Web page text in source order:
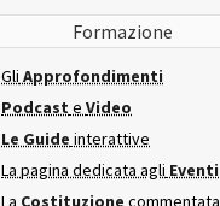
Formazione
Gli Approfondimenti
Podcast e Video
Le Guide interattive
La pagina dedicata agli Eventi
La Costituzione commentata